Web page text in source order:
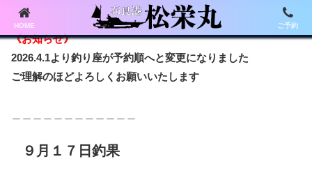
《お知らせ》
2026.4.1より釣り座が予約順へと変更になりました
ご理解のほどよろしくお願いいたします
９月１７日釣果
HOME ご予約